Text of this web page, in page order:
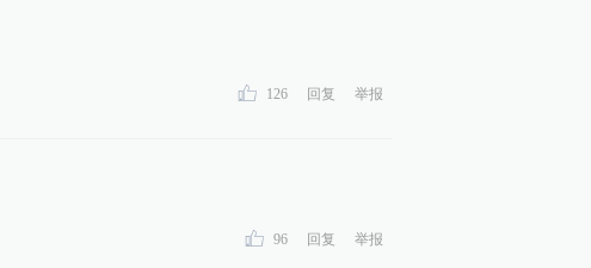
126 回复 举报
96 回复 举报